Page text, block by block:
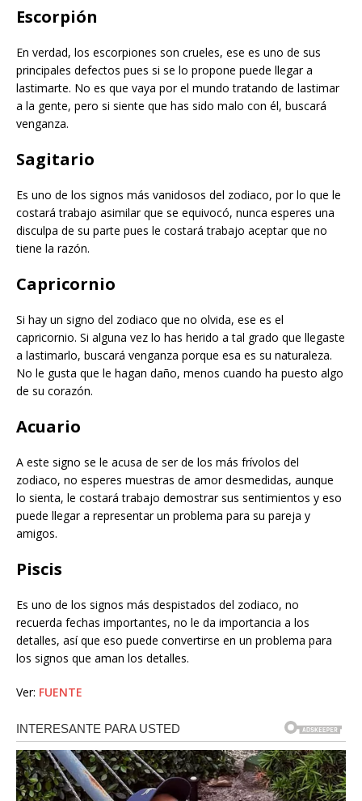
Escorpión
En verdad, los escorpiones son crueles, ese es uno de sus
principales defectos pues si se lo propone puede llegar a
lastimarte. No es que vaya por el mundo tratando de lastimar
a la gente, pero si siente que has sido malo con él, buscará
venganza.
Sagitario
Es uno de los signos más vanidosos del zodiaco, por lo que le
costará trabajo asimilar que se equivocó, nunca esperes una
disculpa de su parte pues le costará trabajo aceptar que no
tiene la razón.
Capricornio
Si hay un signo del zodiaco que no olvida, ese es el
capricornio. Si alguna vez lo has herido a tal grado que llegaste
a lastimarlo, buscará venganza porque esa es su naturaleza.
No le gusta que le hagan daño, menos cuando ha puesto algo
de su corazón.
Acuario
A este signo se le acusa de ser de los más frívolos del
zodiaco, no esperes muestras de amor desmedidas, aunque
lo sienta, le costará trabajo demostrar sus sentimientos y eso
puede llegar a representar un problema para su pareja y
amigos.
Piscis
Es uno de los signos más despistados del zodiaco, no
recuerda fechas importantes, no le da importancia a los
detalles, así que eso puede convertirse en un problema para
los signos que aman los detalles.
Ver: FUENTE